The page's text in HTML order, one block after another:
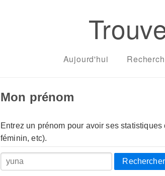
Aujourd'hui
Mon prénom
Entrez un prénom pour avoir ses
féminin, etc).
Rechercher